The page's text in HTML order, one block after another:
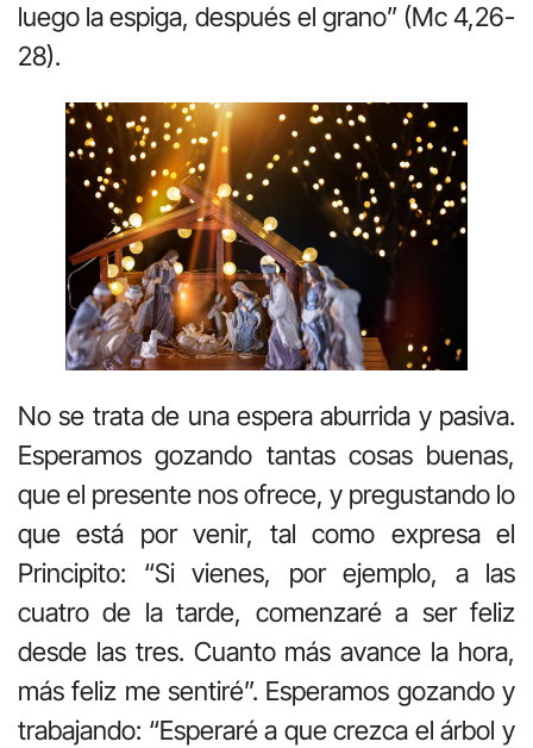
luego la espiga, después el grano” (Mc 4,26-
28).
No se trata de una espera aburrida y pasiva.
Esperamos gozando tantas cosas buenas,
que el presente nos ofrece, y pregustando lo
que está por venir, tal como expresa el
Principito: “Si vienes, por ejemplo, a las
cuatro de la tarde, comenzaré a ser feliz
desde las tres. Cuanto más avance la hora,
más feliz me sentiré”. Esperamos gozando y
trabajando: “Esperaré a que crezca el árbol y